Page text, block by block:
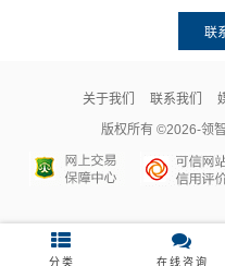
联
关于我们 联系我们
版权所有 ©2026-领
分类 在线咨询